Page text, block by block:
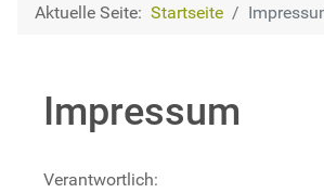
Aktuelle Seite: Startseite
Impressum
Verantwortlich: